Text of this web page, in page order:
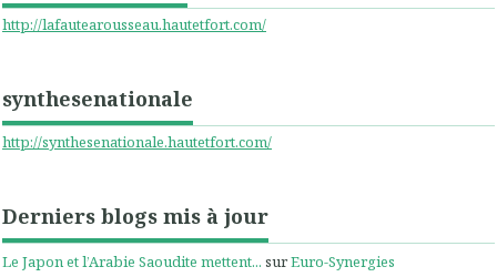
http://lafautearousseau.hautetfort.com/
synthesenationale
http://synthesenationale.hautetfort.com/
Derniers blogs mis à jour
Le Japon et l’Arabie Saoudite mettent... surEuro-Synergies